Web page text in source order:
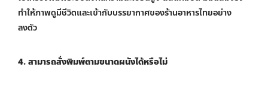
ทำให้ภาพดูมีชีวิตและเข้ากับบรรยากาศของร้านอาหารไทยอย่าง
ลงตัว
4. สามารถสั่งพิมพ์ตามขนาดผนังได้หรือไม่